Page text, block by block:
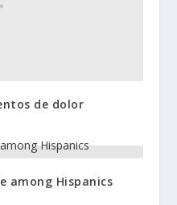
de dolor
among Hispanics